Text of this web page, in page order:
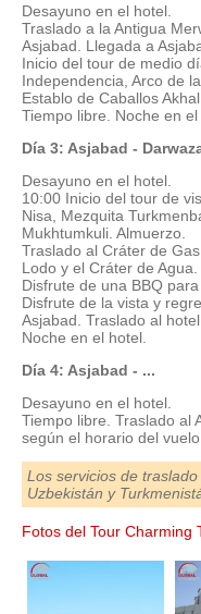
Desayuno en el hotel.
Traslado a la Antigua
Asjabad. Llegada a
Inicio del tour de medio
Independencia, Arco de
Establo de Caballos
Tiempo libre. Noche en el
Día 3: Asjabad -
Desayuno en el hotel.
10:00 Inicio del tour de
Nisa, Mezquita
Mukhtumkuli. Almuerzo.
Traslado al Cráter de
Lodo y el Cráter de
Disfrute de una BBQ
Disfrute de la vista y
Asjabad. Traslado al hotel.
Noche en el hotel.
Día 4: Asjabad - ...
Desayuno en el hotel.
Tiempo libre. Traslado al
según el horario del vuelo.
Los servicios de
Uzbekistán y
Fotos del Tour Charming